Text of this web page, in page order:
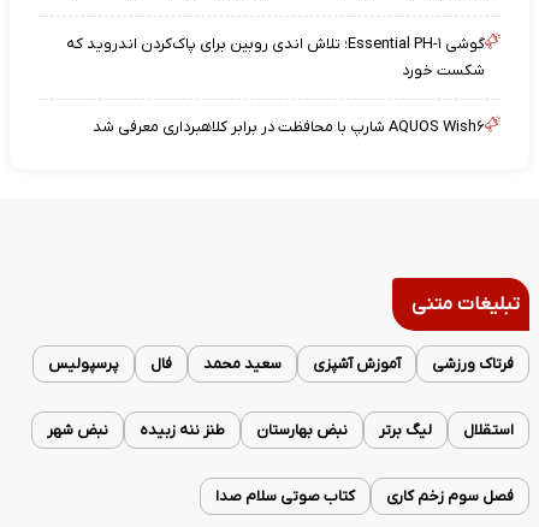
گوشی Essential PH-۱؛ تلاش اندی روبین برای پاک‌کردن اندروید که
شکست خورد
AQUOS Wish۶ شارپ با محافظت در برابر کلاهبرداری معرفی شد
تبلیغات متنی
فرتاک ورزشی آموزش آشپزی سعید محمد فال پرسپولیس
استقلال لیگ برتر نبض بهارستان طنز ننه زبیده نبض شهر
فصل سوم زخم کاری کتاب صوتی سلام صدا